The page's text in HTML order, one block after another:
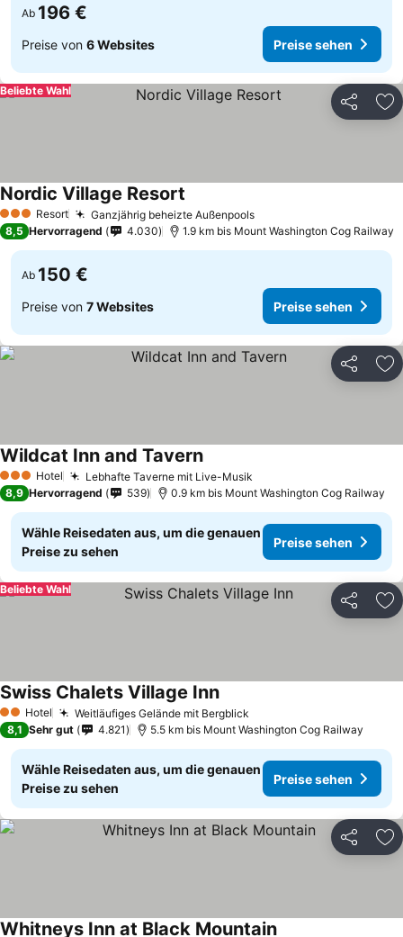
Ab 196 €
Preise von 6 Websites Preise sehen
Teilen
Beliebte Wahl
3 SterneResort Ganzjährig beheizte AußenpoolsPreise sehen
Nordic Village Resort
8,5 Hervorragend 4.030 1.9 km bis Mount Washington Cog Railway
Ab 150 €
Preise von 7 Websites Preise sehen
Teilen
3 SterneHotel Lebhafte Taverne mit Live-Musik
Wildcat Inn and TavernPreise sehen
8,9 Hervorragend 539 0.9 km bis Mount Washington Cog Railway
Wähle Reisedaten aus, um die genauen
Preise zu sehen
Preise sehen
Teilen
Beliebte Wahl
2 Sterne
Hotel Weitläufiges Gelände mit Bergblick
Swiss Chalets Village InnPreise sehen
8,1 Sehr gut 4.821 5.5 km bis Mount Washington Cog Railway
Wähle Reisedaten aus, um die genauen
Preise zu sehen
Preise sehen
Teilen
Whitneys Inn at Black Mountain